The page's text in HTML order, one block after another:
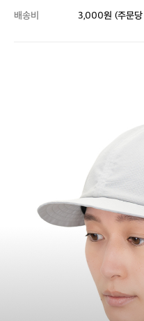
배송비
3,000원 (주문당